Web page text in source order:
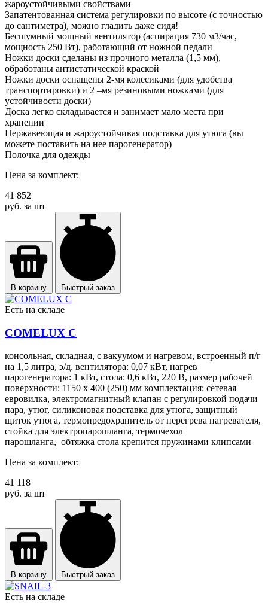
жароустойчивыми свойствами
Запатентованная система регулировки по высоте (с точностью
до сантиметра), можно гладить даже сидя!
Бесшумный мощный вентилятор (аспирация 730 м3/час,
мощность 250 Вт), работающий от ножной педали
Ножки доски сделаны из прочного металла (1,5 мм),
обработаны антистатической краской
Ножки доски оснащены 2-мя колесиками (для удобства
транспортировки) и 2 –мя резиновыми ножками (для
устойчивости доски)
Доска легко складывается и занимает мало места при
хранении
Нержавеющая и жароустойчивая подставка для утюга (вы
можете поставить на нее парогенератор)
Полочка для одежды
Цена за комплект:
41 852
руб. за шт
В корзину Быстрый заказ
Есть на складе
COMELUX С
консольная, складная, с вакуумом и нагревом, встроенный п/г
на 1,5 литра, э/д. вентилятора: 0,07 кВт, нагрев
парогенератора: 1 кВт, стола: 0,6 кВт, 220 В, размер рабочей
поверхности: 1150 х 400 (250) мм комплектация: сетевая
евровилка, электромагнитный клапан с регулировкой подачи
пара, утюг, силиконовая подставка для утюга, защитный
щиток утюга, термопредохранитель от перегрева нагревателя,
стойка для электропарошланга, термочехол
парошланга, обтяжка стола крепится пружинами клипсами
Цена за комплект:
41 118
руб. за шт
В корзину Быстрый заказ
Есть на складе